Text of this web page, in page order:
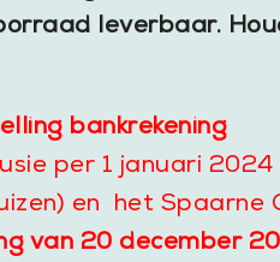
leverbaar.
bankrekening
per 1 januari
en het
van 20 december